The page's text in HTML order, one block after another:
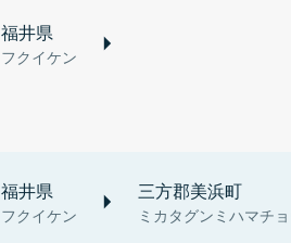
福井県
フクイケン
福井県
フクイケン
三方郡美浜町
ミカタグンミハマチ